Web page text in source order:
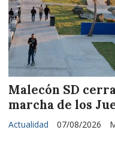
Malecón SD
marcha de los
Actualidad 07/08/2026